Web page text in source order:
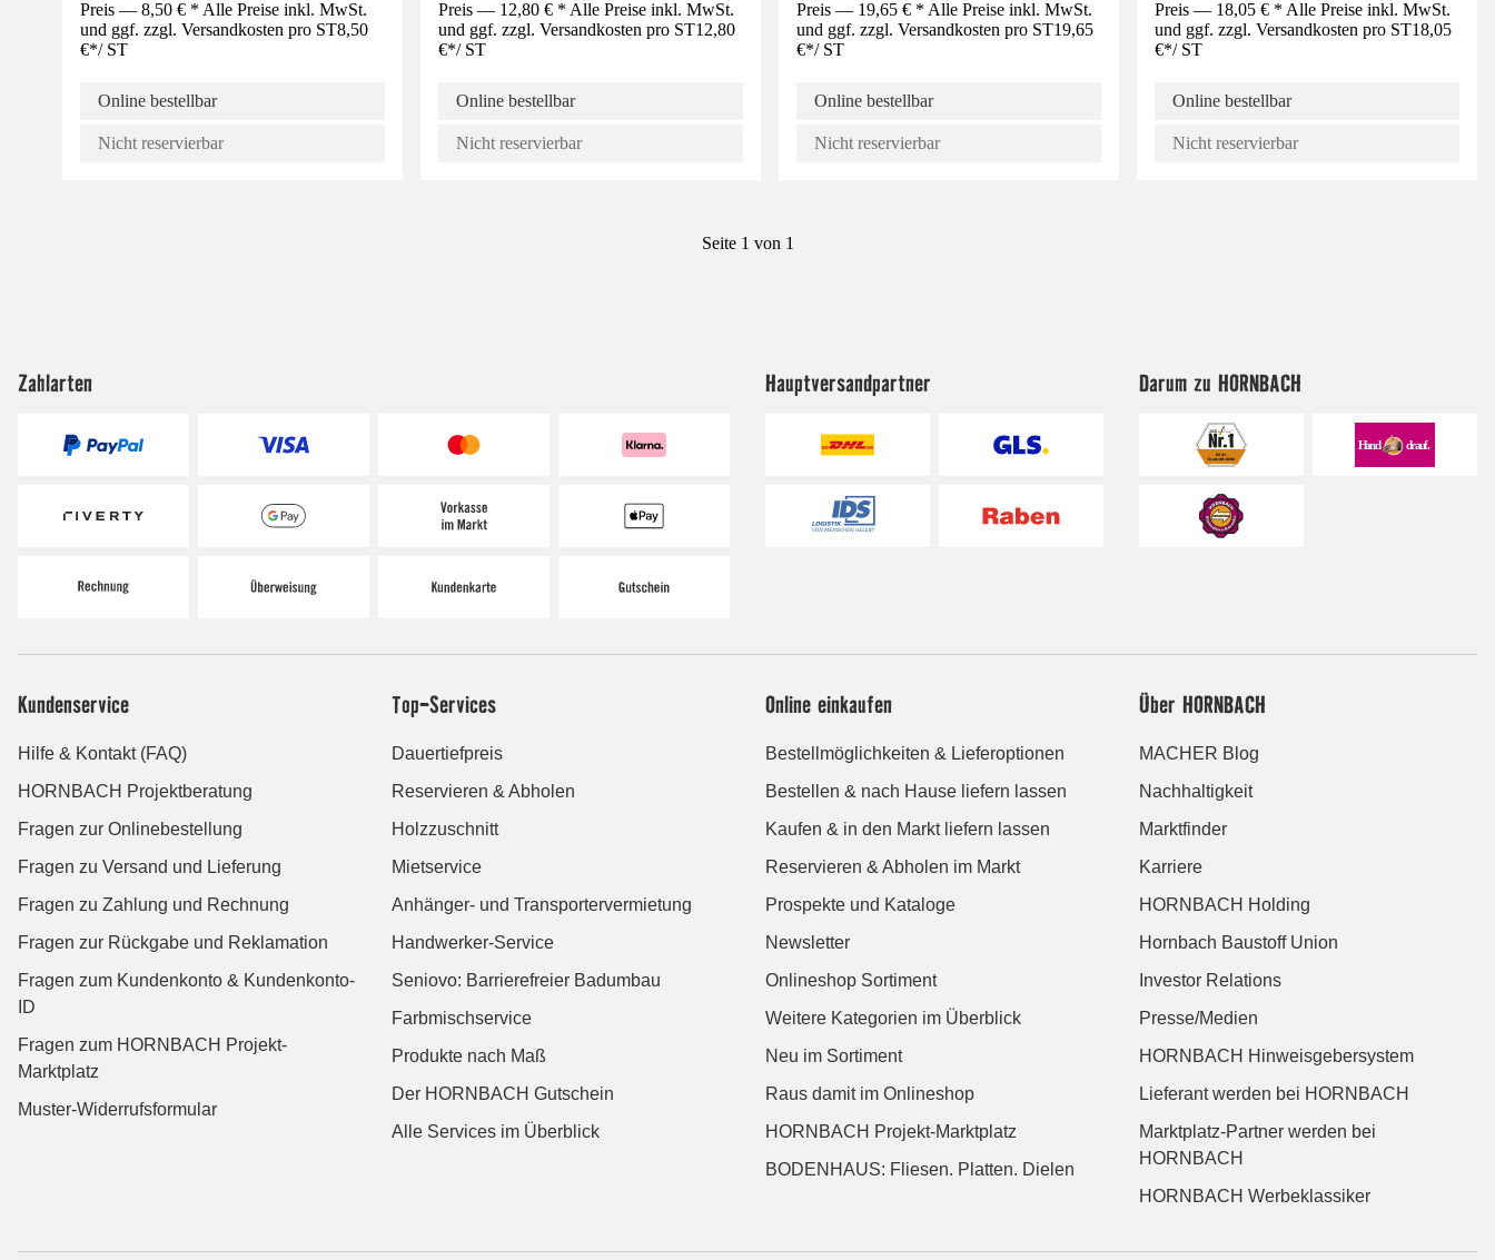
Preis — 8,50 € * Alle Preise inkl. MwSt.
und ggf. zzgl. Versandkosten pro ST8,50
€*/ ST
Online bestellbar
Nicht reservierbar
Preis — 12,80 € * Alle Preise inkl. MwSt.
und ggf. zzgl. Versandkosten pro ST12,80
€*/ ST
Online bestellbar
Nicht reservierbar
Preis — 19,65 € * Alle Preise inkl. MwSt.
und ggf. zzgl. Versandkosten pro ST19,65
€*/ ST
Online bestellbar
Nicht reservierbar
Preis — 18,05 € * Alle Preise inkl. MwSt.
und ggf. zzgl. Versandkosten pro ST18,05
€*/ ST
Online bestellbar
Nicht reservierbar
Seite 1 von 1
Zahlarten Hauptversandpartner Darum zu HORNBACH
Kundenservice
Hilfe & Kontakt (FAQ)
HORNBACH Projektberatung
Fragen zur Onlinebestellung
Fragen zu Versand und Lieferung
Fragen zu Zahlung und Rechnung
Fragen zur Rückgabe und Reklamation
Fragen zum Kundenkonto & Kundenkonto-
ID
Fragen zum HORNBACH Projekt-
Marktplatz
Muster-Widerrufsformular
Top-Services
Dauertiefpreis
Reservieren & Abholen
Holzzuschnitt
Mietservice
Anhänger- und Transportervermietung
Handwerker-Service
Seniovo: Barrierefreier Badumbau
Farbmischservice
Produkte nach Maß
Der HORNBACH Gutschein
Alle Services im Überblick
Online einkaufen
Bestellmöglichkeiten & Lieferoptionen
Bestellen & nach Hause liefern lassen
Kaufen & in den Markt liefern lassen
Reservieren & Abholen im Markt
Prospekte und Kataloge
Newsletter
Onlineshop Sortiment
Weitere Kategorien im Überblick
Neu im Sortiment
Raus damit im Onlineshop
HORNBACH Projekt-Marktplatz
BODENHAUS: Fliesen. Platten. Dielen
Über HORNBACH
MACHER Blog
Nachhaltigkeit
Marktfinder
Karriere
HORNBACH Holding
Hornbach Baustoff Union
Investor Relations
Presse/Medien
HORNBACH Hinweisgebersystem
Lieferant werden bei HORNBACH
Marktplatz-Partner werden bei
HORNBACH
HORNBACH Werbeklassiker